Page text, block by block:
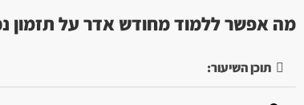
מה אפשר ללמוד מחודש אדר על תזמון
תוכן השיעור: